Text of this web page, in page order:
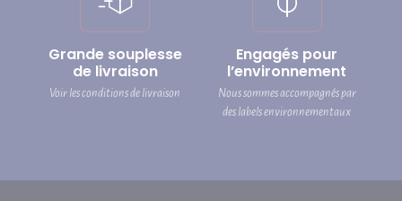
Grande souplesse
de livraison
Voir les conditions de livraison
Engagés pour
l’environnement
Nous sommes accompagnés par
des labels environnementaux